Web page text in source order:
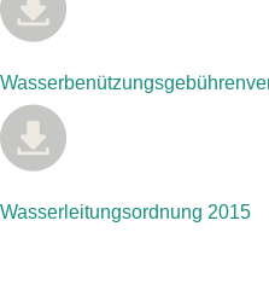
Wasserleitungsordnung 2015